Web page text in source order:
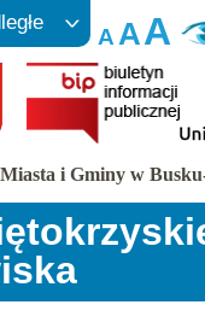
AAA
i Gminy w